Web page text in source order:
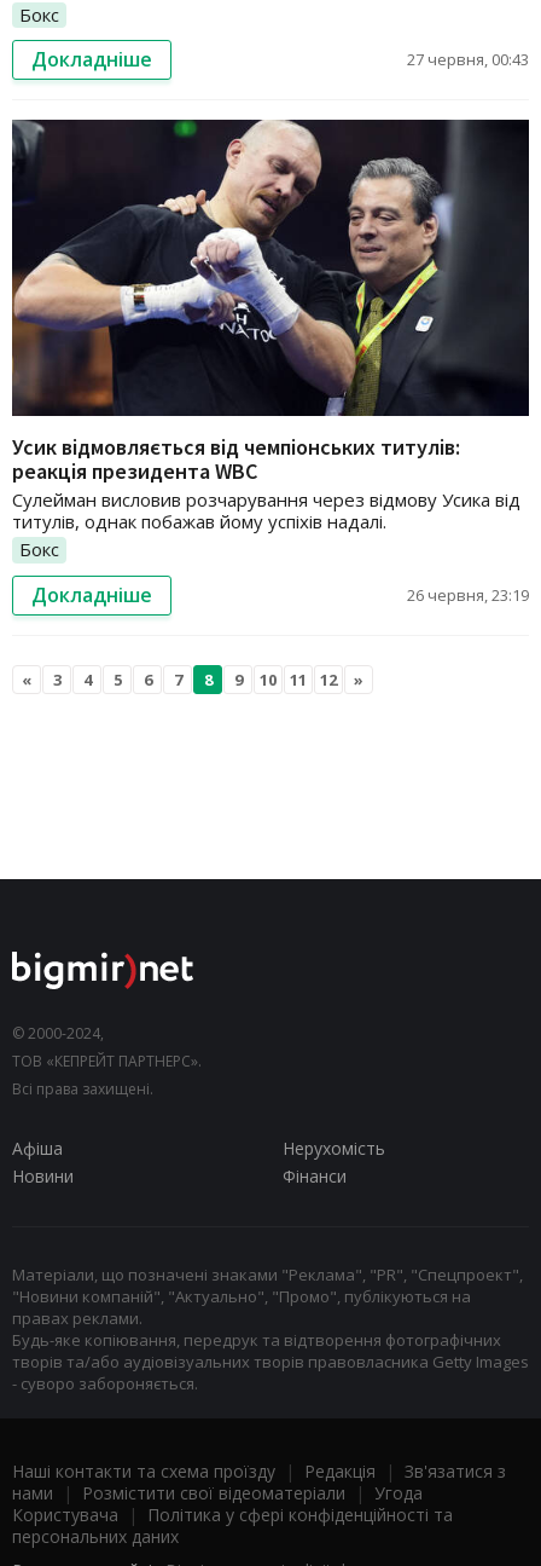
Бокс
Докладніше 27 червня, 00:43
Усик відмовляється від чемпіонських титулів:
реакція президента WBC
Сулейман висловив розчарування через відмову Усика від
титулів, однак побажав йому успіхів надалі.
Бокс
Докладніше 26 червня, 23:19
« 3 4 5 6 7 8 9 10 11 12 »
© 2000-2024,
ТОВ «КЕПРЕЙТ ПАРТНЕРС».
Всі права захищені.
Афіша
Нерухомість
Новини
Фінанси
Матеріали, що позначені знаками "Реклама", "PR", "Спецпроект",
"Новини компаній", "Актуально", "Промо", публікуються на
правах реклами.
Будь-яке копіювання, передрук та відтворення фотографічних
творів та/або аудіовізуальних творів правовласника Getty Images
- суворо забороняється.
Наші контакти та схема проїзду | Редакція | Зв'язатися з
нами | Розмістити свої відеоматеріали | Угода
Користувача |
Політика у сфері конфіденційності та
персональних даних